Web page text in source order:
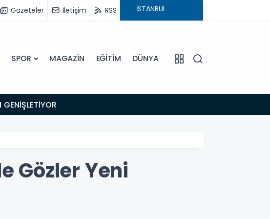
Gazeteler İletişim RSS
SPOR MAGAZİN EĞİTİM DÜNYA
Gözler Yeni